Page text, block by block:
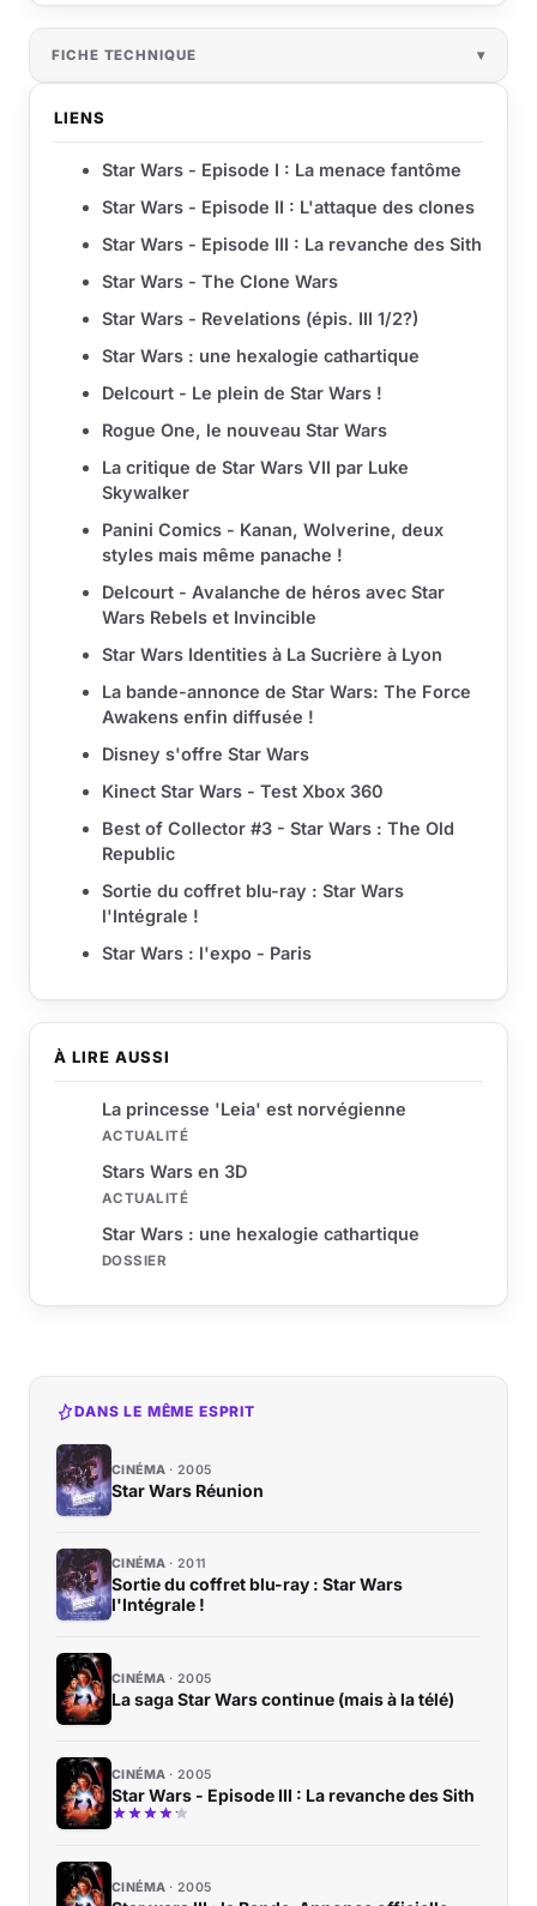
À LIRE AUSSI
La princesse 'Leia' est norvégienne
ACTUALITÉ
Stars Wars en 3D
ACTUALITÉ
Star Wars : une hexalogie cathartique
DOSSIER
FICHE TECHNIQUE
LIENS
Star Wars - Episode I : La menace fantôme
Star Wars - Episode II : L'attaque des clones
Star Wars - Episode III : La revanche des Sith
Star Wars - The Clone Wars
Star Wars - Revelations (épis. III 1/2?)
Star Wars : une hexalogie cathartique
Delcourt - Le plein de Star Wars !
Rogue One, le nouveau Star Wars
La critique de Star Wars VII par Luke
Skywalker
Panini Comics - Kanan, Wolverine, deux
styles mais même panache !
Delcourt - Avalanche de héros avec Star
Wars Rebels et Invincible
Star Wars Identities à La Sucrière à Lyon
La bande-annonce de Star Wars: The Force
Awakens enfin diffusée !
Disney s'offre Star Wars
Kinect Star Wars - Test Xbox 360
Best of Collector #3 - Star Wars : The Old
Republic
Sortie du coffret blu-ray : Star Wars
l'Intégrale !
Star Wars : l'expo - Paris
DANS LE MÊME ESPRIT
CINÉMA 2005
Star Wars Réunion
CINÉMA 2011
Sortie du coffret blu-ray : Star Wars
l'Intégrale !
CINÉMA 2005
La saga Star Wars continue (mais à la télé)
CINÉMA 2005
Star Wars - Episode III : La revanche des Sith
CINÉMA 2005